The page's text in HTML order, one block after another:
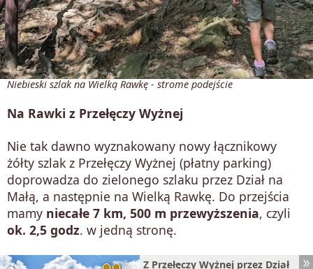
Niebieski szlak na Wielką Rawkę - strome podejście
Na Rawki z Przełęczy Wyżnej
Nie tak dawno wyznakowany nowy łącznikowy
żółty szlak z Przełęczy Wyżnej (płatny parking)
doprowadza do zielonego szlaku przez Dział na
Małą, a następnie na Wielką Rawkę. Do przejścia
mamy niecałe 7 km, 500 m przewyższenia, czyli
ok. 2,5 godz. w jedną stronę.
Z Przełęczy Wyżnej przez Dział